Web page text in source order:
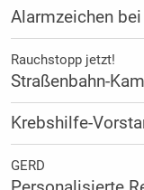
Alarmzeichen
Rauchstopp jetzt!
Straßenbahn-
Krebshilfe-
GERD